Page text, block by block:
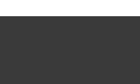
河北省保定
内蒙古自
内蒙古自